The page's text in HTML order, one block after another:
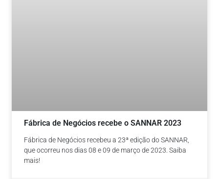
Fábrica de Negócios recebe o SANNAR 2023
Fábrica de Negócios recebeu a 23ª edição do SANNAR,
que ocorreu nos dias 08 e 09 de março de 2023. Saiba
mais!